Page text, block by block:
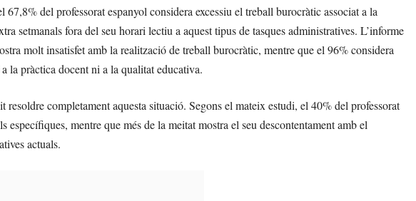
del professorat espanyol considera excessiu el treball burocràtic associat a la
setmanals fora del seu horari lectiu a aquest tipus de tasques administratives. L’informe
molt insatisfet amb la realització de treball burocràtic, mentre que el 96% considera
la pràctica docent ni a la qualitat educativa.
completament aquesta situació. Segons el mateix estudi, el 40% del professorat
específiques, mentre que més de la meitat mostra el seu descontentament amb el
actuals.